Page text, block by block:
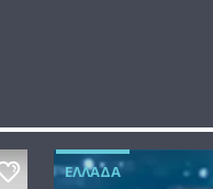
ΕΛΛΆΔΑ